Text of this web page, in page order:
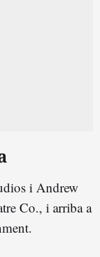
i Andrew
Co., i arriba a